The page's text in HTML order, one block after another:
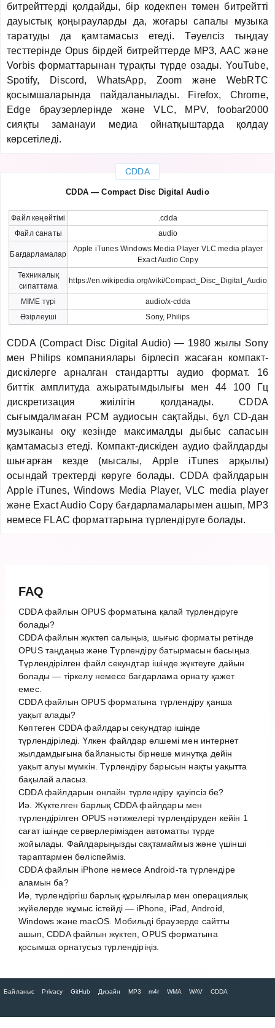
битрейттерді қолдайды, бір кодекпен төмен битрейтті
дауыстық қоңырауларды да, жоғары сапалы музыка
таратуды да қамтамасыз етеді. Тәуелсіз тыңдау
тесттерінде Opus бірдей битрейттерде MP3, AAC және
Vorbis форматтарынан тұрақты түрде озады. YouTube,
Spotify, Discord, WhatsApp, Zoom және WebRTC
қосымшаларында пайдаланылады. Firefox, Chrome,
Edge браузерлерінде және VLC, MPV, foobar2000
сияқты заманауи медиа ойнатқыштарда қолдау
көрсетіледі.
CDDA
CDDA — Compact Disc Digital Audio
Файл кеңейтімі
.cdda
Файл санаты
audio
Бағдарламалар
Apple iTunes Windows Media Player VLC media player
Exact Audio Copy
Техникалық
сипаттама
https://en.wikipedia.org/wiki/Compact_Disc_Digital_Audio
MIME түрі
audio/x-cdda
Әзірлеуші
Sony, Philips
CDDA (Compact Disc Digital Audio) — 1980 жылы Sony
мен Philips компаниялары бірлесіп жасаған компакт-
дискілерге арналған стандартты аудио формат. 16
биттік амплитуда ажыратымдылығы мен 44 100 Гц
дискретизация жиілігін қолданады. CDDA
сығымдалмаған PCM аудиосын сақтайды, бұл CD-дан
музыканы оқу кезінде максималды дыбыс сапасын
қамтамасыз етеді. Компакт-дискіден аудио файлдарды
шығарған кезде (мысалы, Apple iTunes арқылы)
осындай тректерді көруге болады. CDDA файлдарын
Apple iTunes, Windows Media Player, VLC media player
және Exact Audio Copy бағдарламаларымен ашып, MP3
немесе FLAC форматтарына түрлендіруге болады.
FAQ
CDDA файлын OPUS форматына қалай түрлендіруге
болады?
CDDA файлын жүктеп салыңыз, шығыс форматы ретінде
OPUS таңдаңыз және Түрлендіру батырмасын басыңыз.
Түрлендірілген файл секундтар ішінде жүктеуге дайын
болады — тіркелу немесе бағдарлама орнату қажет
емес.
CDDA файлын OPUS форматына түрлендіру қанша
уақыт алады?
Көптеген CDDA файлдары секундтар ішінде
түрлендіріледі. Үлкен файлдар өлшемі мен интернет
жылдамдығына байланысты бірнеше минутқа дейін
уақыт алуы мүмкін. Түрлендіру барысын нақты уақытта
бақылай аласыз.
CDDA файлдарын онлайн түрлендіру қауіпсіз бе?
Иә. Жүктелген барлық CDDA файлдары мен
түрлендірілген OPUS нәтижелері түрлендіруден кейін 1
сағат ішінде серверлерімізден автоматты түрде
жойылады. Файлдарыңызды сақтамаймыз және үшінші
тараптармен бөліспейміз.
CDDA файлын iPhone немесе Android-та түрлендіре
аламын ба?
Иә, түрлендіргіш барлық құрылғылар мен операциялық
жүйелерде жұмыс істейді — iPhone, iPad, Android,
Windows және macOS. Мобильді браузерде сайтты
ашып, CDDA файлын жүктеп, OPUS форматына
қосымша орнатусыз түрлендіріңіз.
Байланыс Privacy GitHub Дизайн MP3 m4r WMA WAV CDDA